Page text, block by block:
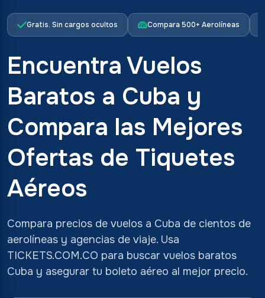
Gratis. Sin cargos ocultos Compara 500+ Aerolíneas
Encuentra Vuelos
Baratos a Cuba y
Compara las Mejores
Ofertas de Tiquetes
Aéreos
Compara precios de vuelos a Cuba de cientos de
aerolíneas y agencias de viaje. Usa
TICKETS.COM.CO para buscar vuelos baratos
Cuba y asegurar tu boleto aéreo al mejor precio.